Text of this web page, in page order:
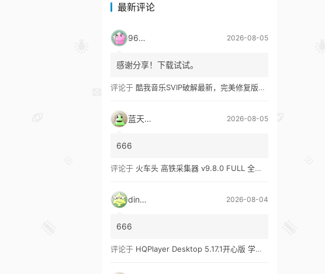
最新评论
9627 2026-08-05
感谢分享！下载试试。
评论于 酷我音乐SVIP破解最新，完美修复版！支持安卓+车机+pc版！
蓝天真蓝 2026-08-05
666
评论于 火车头 高铁采集器 v9.8.0 FULL 全功能版（兼容win10、win11）
ding1 2026-08-04
666
评论于 HQPlayer Desktop 5.17.1开心版 学习版&HQPlayer Embedded 5.17.2开心版 学习版